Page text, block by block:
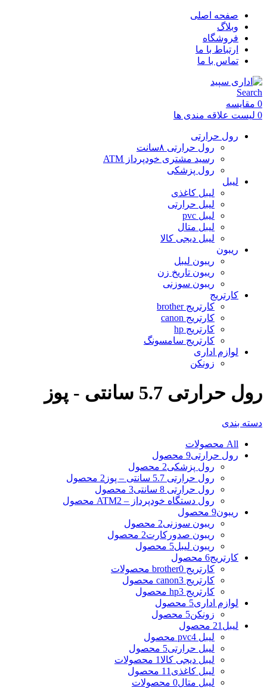
صفحه اصلی
وبلاگ
فروشگاه
ارتباط با ما
تماس با ما
Search
0 مقایسه
0 لیست علاقه مندی ها
رول حرارتی
رول حرارتی ۸سانت
رسید مشتری خودپرداز ATM
رول پزشکی
لیبل
لیبل کاغذی
لیبل حرارتی
لیبل pvc
لیبل متال
لیبل دیجی کالا
ریبون
ریبون لیبل
ریبون تاریخ زن
ریبون سوزنی
کارتریج
کارتریج brother
کارتریج canon
کارتریج hp
کارتریج سامسونگ
لوازم اداری
زونکن
رول حرارتی 5.7 سانتی - پوز
دسته بندی
All محصولات
رول حرارتی9 محصول
رول پزشکی2 محصول
رول حرارتی 5.7 سانتی – پوز
2 محصول
رول حرارتی 8 سانتی
3 محصول
رول دستگاه خودپرداز – ATM 2 محصول
ریبون9 محصول
ریبون سوزنی2 محصول
ریبون صدورکارت2 محصول
ریبون لیبل5 محصول
کارتریج6 محصول
کارتریج brother 0 محصولات
کارتریج canon 3 محصول
کارتریج hp 3 محصول
لوازم اداری5 محصول
زونکن5 محصول
لیبل 21 محصول
لیبل pvc 4 محصول
لیبل حرارتی5 محصول
لیبل دیجی کالا1 محصولات
لیبل کاغذی 11 محصول
لیبل متال0 محصولات